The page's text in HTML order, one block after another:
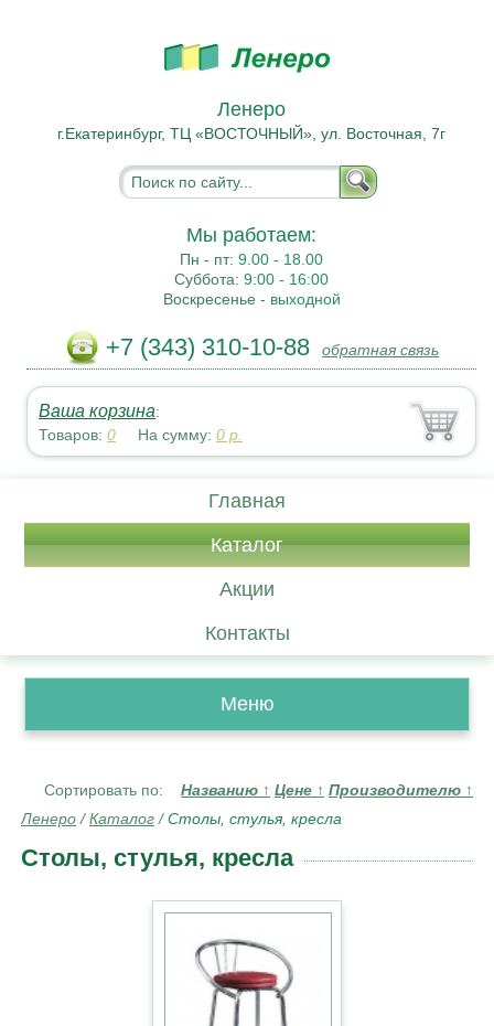
Ленеро
г.Екатеринбург, ТЦ «ВОСТОЧНЫЙ», ул. Восточная, 7г
Мы работаем:
Пн - пт:9.00 - 18.00
Суббота:9:00 - 16:00
Воскресенье - выходной
+7 (343) 310-10-88 обратная связь
Ваша корзина:
Товаров:0 На сумму:0 р.
Главная
Каталог
Акции
Контакты
Меню
Сортировать по: Названию ↑ Цене ↑ Производителю ↑
Ленеро /Каталог /Столы, стулья, кресла
Столы, стулья, кресла